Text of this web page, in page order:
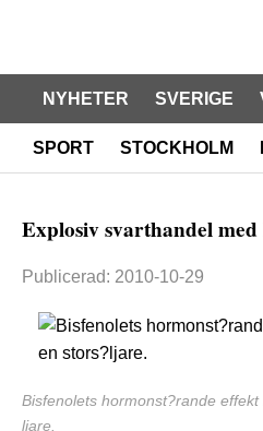
NYHETER SVERIGE
SPORT STOCKHOLM
Explosiv svarthandel
Publicerad: 2010-10-29
Bisfenolets hormonst?rande
ljare.